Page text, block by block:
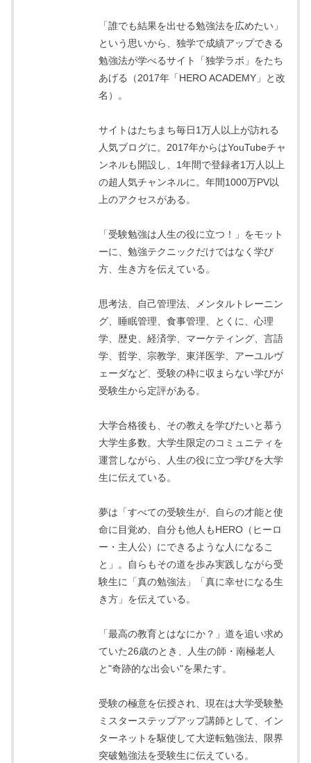
「誰でも結果を出せる勉強法を広めたい」
という思いから、独学で成績アップできる
勉強法が学べるサイト「独学ラボ」をたち
あげる（2017年「HERO ACADEMY」と改
名）。
サイトはたちまち毎日1万人以上が訪れる
人気ブログに。2017年からはYouTubeチャ
ンネルも開設し、1年間で登録者1万人以上
の超人気チャンネルに。年間1000万PV以
上のアクセスがある。
「受験勉強は人生の役に立つ！」をモット
ーに、勉強テクニックだけではなく学び
方、生き方を伝えている。
思考法、自己管理法、メンタルトレーニン
グ、睡眠管理、食事管理、とくに、心理
学、歴史、経済学、マーケティング、言語
学、哲学、宗教学、東洋医学、アーユルヴ
ェーダなど、受験の枠に収まらない学びが
受験生から定評がある。
大学合格後も、その教えを学びたいと慕う
大学生多数。大学生限定のコミュニティを
運営しながら、人生の役に立つ学びを大学
生に伝えている。
夢は「すべての受験生が、自らの才能と使
命に目覚め、自分も他人もHERO（ヒーロ
ー・主人公）にできるような人になるこ
と」。自らもその道を歩み実践しながら受
験生に「真の勉強法」「真に幸せになる生
き方」を伝えている。
「最高の教育とはなにか？」道を追い求め
ていた26歳のとき、人生の師・南極老人
と"奇跡的な出会い"を果たす。
受験の極意を伝授され、現在は大学受験塾
ミスターステップアップ講師として、イン
ターネットを駆使して大逆転勉強法、限界
突破勉強法を受験生に伝えている。